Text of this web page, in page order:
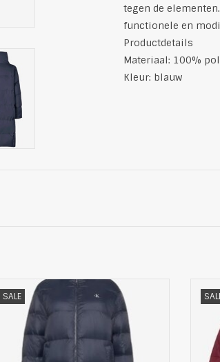
tegen de
functionele en
Productdetails
Materiaal: 100%
Kleur: blauw
SALE
Mooie Dames Lange Gewatteerde
Winterjas van Calvin Klein Jeans
Deze lange pufferjas is essentieel voor
koud weer en biedt warmte zonder bulk.
Het gewatteerde ontwerp zorgt voor een
gelijkmatige verdeling van de isolatie,
Dit